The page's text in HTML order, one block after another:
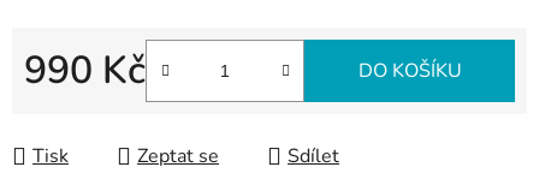
990 Kč DO KOŠÍKU
Tisk Zeptat se Sdílet